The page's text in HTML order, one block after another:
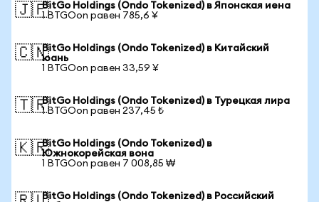
🇯🇵BitGo Holdings (Ondo Tokenized) в Японская иена
1 BTGOon равен 785,6 ¥
🇨🇳BitGo Holdings (Ondo Tokenized) в Китайский
юань
1 BTGOon равен 33,59 ¥
🇹🇷BitGo Holdings (Ondo Tokenized) в Турецкая лира
1 BTGOon равен 237,45 ₺
🇰🇷BitGo Holdings (Ondo Tokenized) в
Южнокорейская вона
1 BTGOon равен 7 008,85 ₩
BitGo Holdings (Ondo Tokenized) в Российский